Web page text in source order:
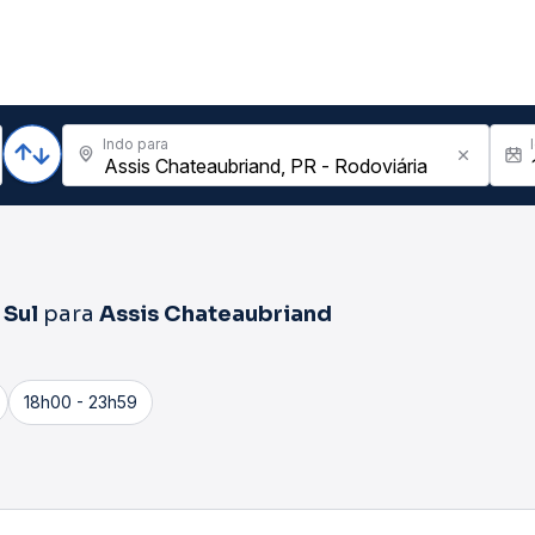
Indo para
para Assis Chateaubriand
18h00 - 23h59